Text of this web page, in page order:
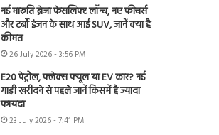
नई मारुति ब्रेजा फेसलिफ्ट लॉन्च, नए फीचर्स
और टर्बो इंजन के साथ आई SUV, जानें क्या है
कीमत
26 July 2026 - 3:56 PM
E20 पेट्रोल, फ्लेक्स फ्यूल या EV कार? नई
गाड़ी खरीदने से पहले जानें किसमें है ज्यादा
फायदा
23 July 2026 - 7:41 PM